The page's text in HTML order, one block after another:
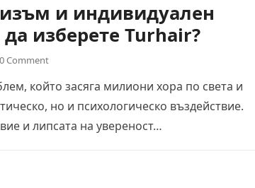
и индивидуален
изберете Turhair?
0 Comment
който засяга милиони хора по света и
но и психологическо въздействие.
и липсата на увереност…